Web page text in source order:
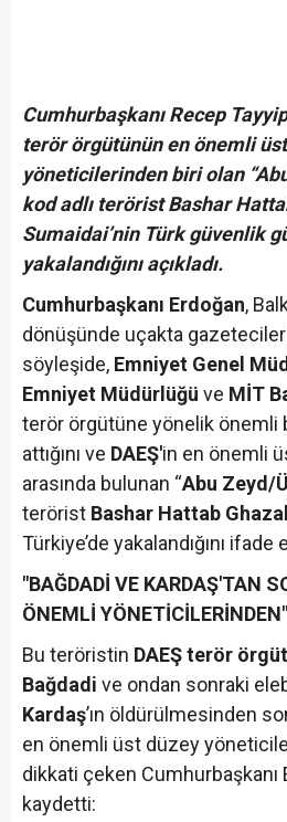
Cumhurbaşkanı Recep
terör örgütünün en önemli
yöneticilerinden biri olan
kod adlı terörist Bashar
Sumaidai’nin Türk güvenlik
yakalandığını açıkladı.
Cumhurbaşkanı Erdoğan,
dönüşünde uçakta
söyleşide, Emniyet Genel
Emniyet Müdürlüğü ve MİT
terör örgütüne yönelik önemli
attığını ve DAEŞ'in en önemli
arasında bulunan “Abu Zeyd/
terörist Bashar Hattab
Türkiye’de yakalandığını ifade
"BAĞDADİ VE KARDAŞ'TAN
ÖNEMLİ YÖNETİCİLERİNDEN"
Bu teröristin DAEŞ terör
Bağdadi ve ondan sonraki
Kardaş’ın öldürülmesinden
en önemli üst düzey
dikkati çeken Cumhurbaşkanı
kaydetti: